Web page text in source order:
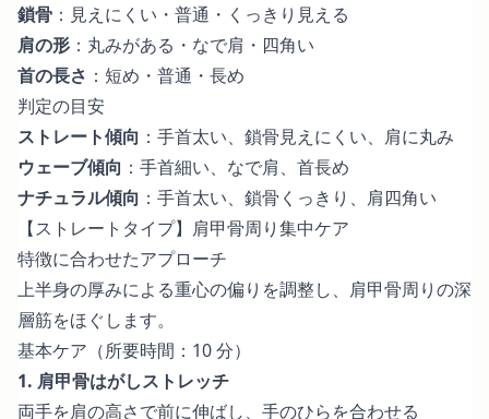
鎖骨 ：見えにくい・普通・くっきり見える
肩の形 ：丸みがある・なで肩・四角い
首の長さ ：短め・普通・長め
判定の目安
ストレート傾向 ：手首太い、鎖骨見えにくい、肩に丸み
ウェーブ傾向 ：手首細い、なで肩、首長め
ナチュラル傾向 ：手首太い、鎖骨くっきり、肩四角い
【ストレートタイプ】肩甲骨周り集中ケア
特徴に合わせたアプローチ
上半身の厚みによる重心の偏りを調整し、肩甲骨周りの深
層筋をほぐします。
基本ケア（所要時間：10 分）
1. 肩甲骨はがしストレッチ
両手を肩の高さで前に伸ばし、手のひらを合わせる